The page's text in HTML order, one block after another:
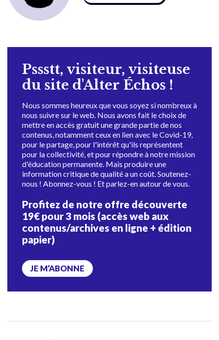
Pssstt, visiteur, visiteuse
du site d'Alter Échos !
Nous sommes heureux que vous soyez si nombreux à
nous suivre sur le web. Nous avons fait le choix de
mettre en accès gratuit une grande partie de nos
contenus, notamment ceux en lien avec le Covid-19,
pour le partage, pour l'intérêt qu'ils représentent
pour la collectivité, et pour répondre à notre mission
d'éducation permanente. Mais produire une
information critique de qualité a un coût. Soutenez-
nous ! Abonnez-vous ! Et parlez-en autour de vous.
Profitez de notre offre découverte
19€ pour 3 mois (accès web aux
contenus/archives en ligne + édition
papier)
JE M’ABONNE